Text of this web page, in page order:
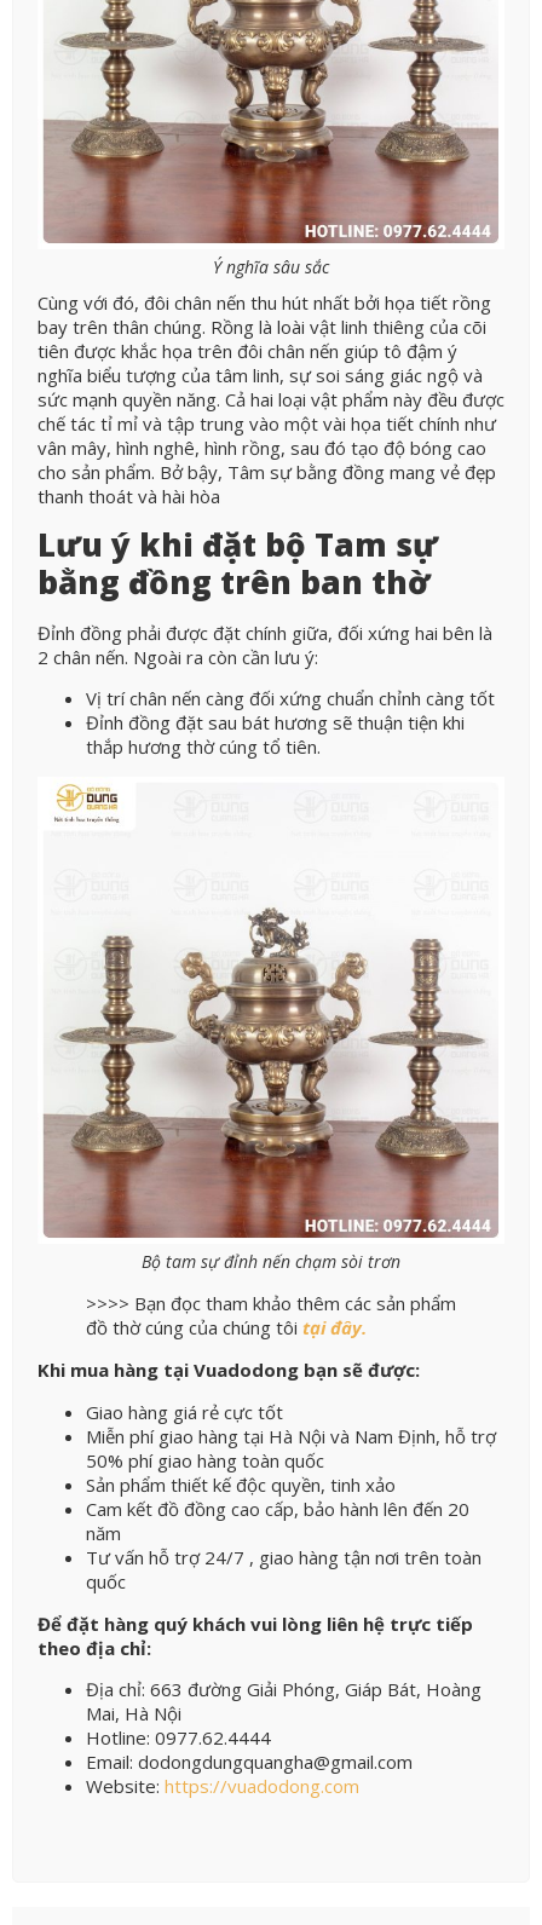
Ý nghĩa sâu sắc
Cùng với đó, đôi chân nến thu hút nhất bởi họa tiết rồng
bay trên thân chúng. Rồng là loài vật linh thiêng của cõi
tiên được khắc họa trên đôi chân nến giúp tô đậm ý
nghĩa biểu tượng của tâm linh, sự soi sáng giác ngộ và
sức mạnh quyền năng. Cả hai loại vật phẩm này đều được
chế tác tỉ mỉ và tập trung vào một vài họa tiết chính như
vân mây, hình nghê, hình rồng, sau đó tạo độ bóng cao
cho sản phẩm. Bở bậy, Tâm sự bằng đồng mang vẻ đẹp
thanh thoát và hài hòa
Lưu ý khi đặt bộ Tam sự
bằng đồng trên ban thờ
Đỉnh đồng phải được đặt chính giữa, đối xứng hai bên là
2 chân nến. Ngoài ra còn cần lưu ý:
Vị trí chân nến càng đối xứng chuẩn chỉnh càng tốt
Đỉnh đồng đặt sau bát hương sẽ thuận tiện khi
thắp hương thờ cúng tổ tiên.
Bộ tam sự đỉnh nến chạm sòi trơn
>>>> Bạn đọc tham khảo thêm các sản phẩm
đồ thờ cúng của chúng tôi tại đây.
Khi mua hàng tại Vuadodong bạn sẽ được:
Giao hàng giá rẻ cực tốt
Miễn phí giao hàng tại Hà Nội và Nam Định, hỗ trợ
50% phí giao hàng toàn quốc
Sản phẩm thiết kế độc quyền, tinh xảo
Cam kết đồ đồng cao cấp, bảo hành lên đến 20
năm
Tư vấn hỗ trợ 24/7 , giao hàng tận nơi trên toàn
quốc
Để đặt hàng quý khách vui lòng liên hệ trực tiếp
theo địa chỉ:
Địa chỉ: 663 đường Giải Phóng, Giáp Bát, Hoàng
Mai, Hà Nội
Hotline: 0977.62.4444
Email: dodongdungquangha@gmail.com
Website: https://vuadodong.com